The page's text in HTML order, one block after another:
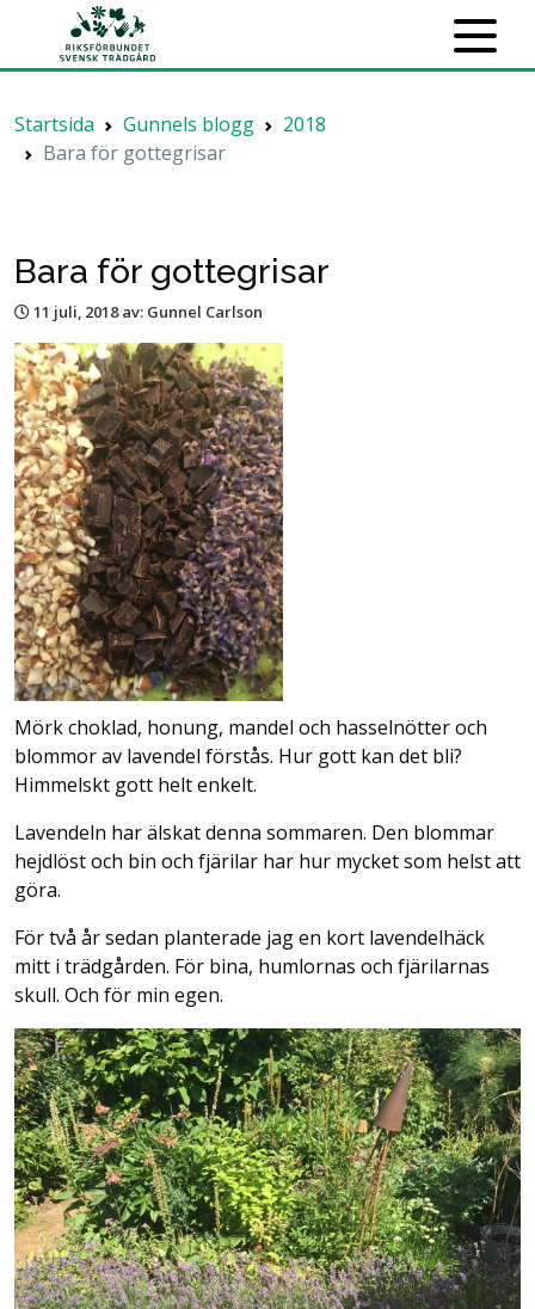
Startsida Gunnels blogg
2018
Bara för gottegrisar
Bara för gottegrisar
11 juli, 2018 av: Gunnel Carlson
Mörk choklad, honung, mandel och hasselnötter och
blommor av lavendel förstås. Hur gott kan det bli?
Himmelskt gott helt enkelt.
Lavendeln har älskat denna sommaren. Den blommar
hejdlöst och bin och fjärilar har hur mycket som helst att
göra.
För två år sedan planterade jag en kort lavendelhäck
mitt i trädgården. För bina, humlornas och fjärilarnas
skull. Och för min egen.